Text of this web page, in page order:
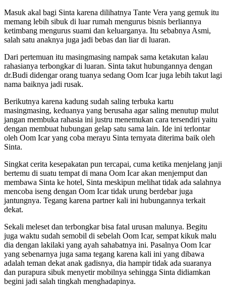
Masuk akal bagi Sinta karena dilihatnya Tante Vera yang gemuk itu
memang lebih sibuk di luar rumah mengurus bisnis berliannya
ketimbang mengurus suami dan keluarganya. Itu sebabnya Asmi,
salah satu anaknya juga jadi bebas dan liar di luaran.
Dari pertemuan itu masingmasing nampak sama ketakutan kalau
rahasianya terbongkar di luaran. Sinta takut hubungannya dengan
dr.Budi didengar orang tuanya sedang Oom Icar juga lebih takut lagi
nama baiknya jadi rusak.
Berikutnya karena kadung sudah saling terbuka kartu
masingmasing, keduanya yang berusaha agar saling menutup mulut
jangan membuka rahasia ini justru menemukan cara tersendiri yaitu
dengan membuat hubungan gelap satu sama lain. Ide ini terlontar
oleh Oom Icar yang coba merayu Sinta ternyata diterima baik oleh
Sinta.
Singkat cerita kesepakatan pun tercapai, cuma ketika menjelang janji
bertemu di suatu tempat di mana Oom Icar akan menjemput dan
membawa Sinta ke hotel, Sinta meskipun melihat tidak ada salahnya
mencoba iseng dengan Oom Icar tidak urung berdebar juga
jantungnya. Tegang karena partner kali ini hubungannya terkait
dekat.
Sekali meleset dan terbongkar bisa fatal urusan malunya. Begitu
juga waktu sudah semobil di sebelah Oom Icar, sempat kikuk malu
dia dengan lakilaki yang ayah sahabatnya ini. Pasalnya Oom Icar
yang sebenarnya juga sama tegang karena kali ini yang dibawa
adalah teman dekat anak gadisnya, dia hampir tidak ada suaranya
dan purapura sibuk menyetir mobilnya sehingga Sinta didiamkan
begini jadi salah tingkah menghadapinya.